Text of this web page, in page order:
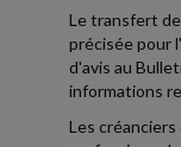
Le transfert
précisée pour
d'avis au
informations
Les